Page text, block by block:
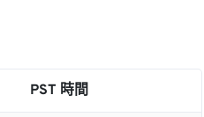
PST 時間